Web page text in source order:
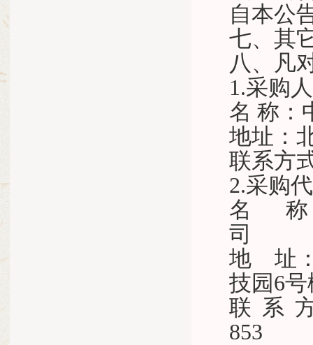
自本公
七、其
八、凡
1.采购
名 称
地址：
联系方
2.采购
名
地 址：
技
联系